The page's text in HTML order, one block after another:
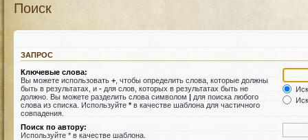
Поиск
ЗАПРОС
Ключевые слова:
Вы можете использовать + , чтобы определить слова, которые должны
быть в результатах, и - для слов, которых в результатах быть не
должно. Вы можете разделить слова символом | для поиска любого
слова из списка. Используйте *в качестве шаблона для частичного
совпадения.
Поиск по автору:
Используйте * в качестве шаблона.